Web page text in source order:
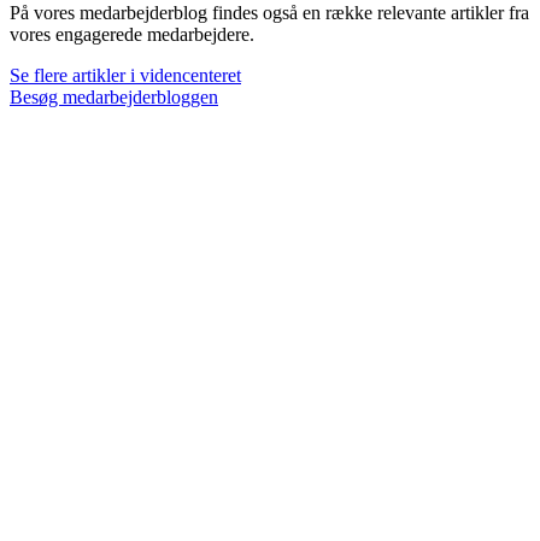
På vores medarbejderblog findes også en række relevante artikler fra
vores engagerede medarbejdere.
Se flere artikler i videncenteret
Besøg medarbejderbloggen